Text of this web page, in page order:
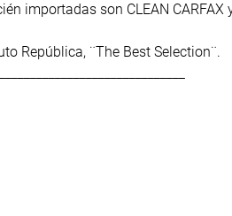
importadas son CLEAN
República, ¨The Best Selection¨.